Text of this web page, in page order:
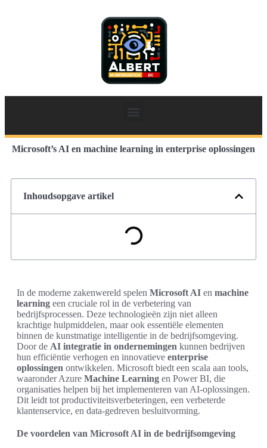
Microsoft’s AI en machine learning in enterprise oplossingen
Inhoudsopgave artikel
In de moderne zakenwereld spelen Microsoft AI en machine
learning een cruciale rol in de verbetering van
bedrijfsprocessen. Deze technologieën zijn niet alleen
krachtige hulpmiddelen, maar ook essentiële elementen
binnen de kunstmatige intelligentie in de bedrijfsomgeving.
Door de AI integratie in ondernemingen kunnen bedrijven
hun efficiëntie verhogen en innovatieve enterprise
oplossingen ontwikkelen. Microsoft biedt een scala aan tools,
waaronder Azure Machine Learning en Power BI, die
organisaties helpen bij het implementeren van AI-oplossingen.
Dit leidt tot productiviteitsverbeteringen, een verbeterde
klantenservice, en data-gedreven besluitvorming.
De voordelen van Microsoft AI in de bedrijfsomgeving